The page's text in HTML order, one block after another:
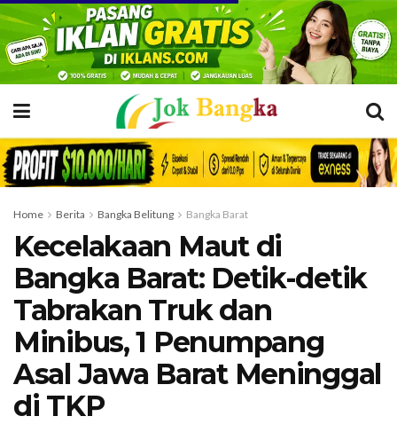
Home Berita Bangka Belitung Bangka Barat
Kecelakaan Maut di
Bangka Barat: Detik-detik
Tab­rakan Truk dan
Minibus, 1 Penumpang
Asal Jawa Barat Meninggal
di TKP